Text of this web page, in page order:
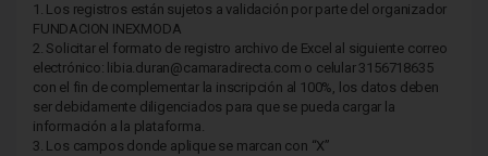
1. Los registros están sujetos a validación por parte del organizador
FUNDACION INEXMODA
2. Solicitar el formato de registro archivo de Excel al siguiente correo
electrónico: libia.duran@camaradirecta.com o celular 3156718635
con el fin de complementar la inscripción al 100%, los datos deben
ser debidamente diligenciados para que se pueda cargar la
información a la plataforma.
3. Los campos donde aplique se marcan con “X”